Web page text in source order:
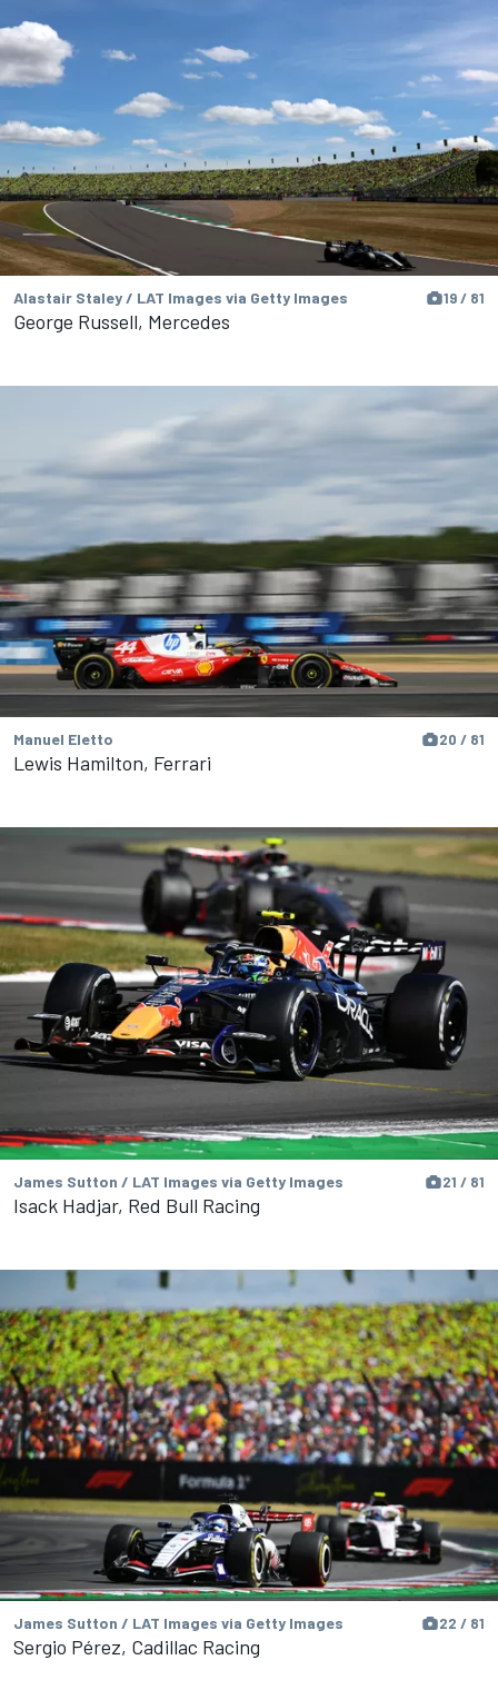
Alastair Staley / LAT Images via Getty Images 19 / 81
George Russell, Mercedes
Manuel Eletto 20 / 81
Lewis Hamilton, Ferrari
James Sutton / LAT Images via Getty Images 21 / 81
Isack Hadjar, Red Bull Racing
James Sutton / LAT Images via Getty Images 22 / 81
Sergio Pérez, Cadillac Racing